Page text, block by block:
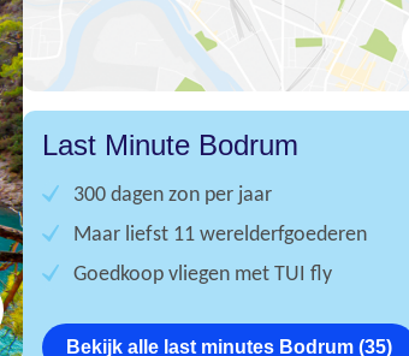
Last Minute Bodrum
300 dagen zon per jaar
Maar liefst 11 werelderfgoederen
Goedkoop vliegen met TUI fly
Bekijk alle last minutes Bodrum (35)